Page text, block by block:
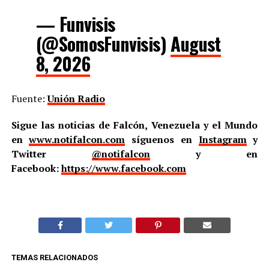
— Funvisis
(@SomosFunvisis) August
8, 2026
Fuente:Unión Radio
Sigue las noticias de Falcón, Venezuela y el Mundo
enwww.notifalcon.com síguenos en Instagramy
Twitter @notifalcony en
Facebook:https://www.facebook.com
TEMAS RELACIONADOS